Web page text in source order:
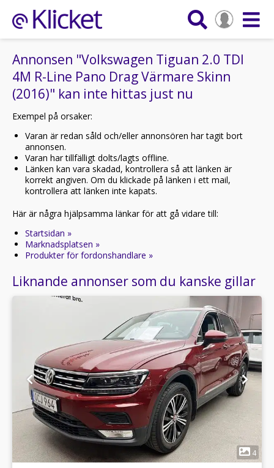
Annonsen "Volkswagen Tiguan 2.0 TDI
4M R-Line Pano Drag Värmare Skinn
(2016)" kan inte hittas just nu
Exempel på orsaker:
Varan är redan såld och/eller annonsören har tagit bort
annonsen.
Varan har tillfälligt dolts/lagts offline.
Länken kan vara skadad, kontrollera så att länken är
korrekt angiven. Om du klickade på länken i ett mail,
kontrollera att länken inte kapats.
Här är några hjälpsamma länkar för att gå vidare till:
Startsidan »
Marknadsplatsen »
Produkter för fordonshandlare »
Liknande annonser som du kanske gillar
1
4